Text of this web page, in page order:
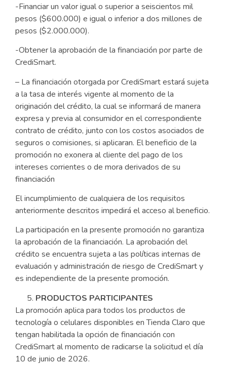
-Financiar un valor igual o superior a seiscientos mil
pesos ($600.000) e igual o inferior a dos millones de
pesos ($2.000.000).
-Obtener la aprobación de la financiación por parte de
CrediSmart.
– La financiación otorgada por CrediSmart estará sujeta
a la tasa de interés vigente al momento de la
originación del crédito, la cual se informará de manera
expresa y previa al consumidor en el correspondiente
contrato de crédito, junto con los costos asociados de
seguros o comisiones, si aplicaran. El beneficio de la
promoción no exonera al cliente del pago de los
intereses corrientes o de mora derivados de su
financiación
El incumplimiento de cualquiera de los requisitos
anteriormente descritos impedirá el acceso al beneficio.
La participación en la presente promoción no garantiza
la aprobación de la financiación. La aprobación del
crédito se encuentra sujeta a las políticas internas de
evaluación y administración de riesgo de CrediSmart y
es independiente de la presente promoción.
PRODUCTOS PARTICIPANTES
La promoción aplica para todos los productos de
tecnología o celulares disponibles en Tienda Claro que
tengan habilitada la opción de financiación con
CrediSmart al momento de radicarse la solicitud el día
10 de junio de 2026.